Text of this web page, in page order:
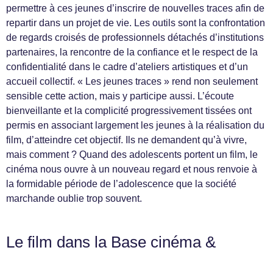
permettre à ces jeunes d’inscrire de nouvelles traces afin de
repartir dans un projet de vie. Les outils sont la confrontation
de regards croisés de professionnels détachés d’institutions
partenaires, la rencontre de la confiance et le respect de la
confidentialité dans le cadre d’ateliers artistiques et d’un
accueil collectif. « Les jeunes traces » rend non seulement
sensible cette action, mais y participe aussi. L’écoute
bienveillante et la complicité progressivement tissées ont
permis en associant largement les jeunes à la réalisation du
film, d’atteindre cet objectif. Ils ne demandent qu’à vivre,
mais comment ? Quand des adolescents portent un film, le
cinéma nous ouvre à un nouveau regard et nous renvoie à
la formidable période de l’adolescence que la société
marchande oublie trop souvent.
Le film dans la Base cinéma &